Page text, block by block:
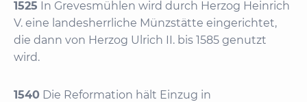
1525 In Grevesmühlen wird durch Herzog Heinrich
V. eine landesherrliche Münzstätte eingerichtet,
die dann von Herzog Ulrich II. bis 1585 genutzt
wird.
1540 Die Reformation hält Einzug in